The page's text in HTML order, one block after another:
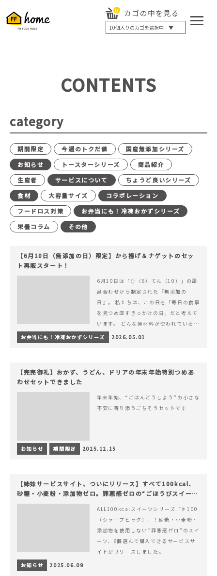
0 カゴの中を見る
10個入りのカゴを選択中 ▼
5個入り
20個入り
最大12%OFF
CONTENTS
category
期間限定 今週のトクだ値
国産無添加シリーズ
お知らせ
トースターシリーズ
商品紹介
生産者
サービスについて
ちょうど良いシリーズ
食材
大容量サイズ
コラボレーション
フードロス対策
お弁当にも！冷凍おかずシリーズ
栄養コラム
その他
【6月10日（無添加の日）限定】から揚げ＆ナゲットのセッ
ト再販スタート！
6月10日は「む（6）てん（10）」の語
呂合わせから制定された『無添加の
日』。 私たちは、この日を「毎日の食事
を見つめ直すきっかけの日」だと考えて
います。 どんな原材料が使われているの
か。 どのようにつくられているのか。&
hellip; 続きを読む 【6月10日（無添加
お弁当にも！冷凍おかずシリーズ 2026.05.01
【完売御礼】おかず、うどん、ドリアの年末年始特別つめあ
わせセットできました
年末年始、“ごはんどうしよう”の小さな
不安に寄り添うごちそうセットです
お知らせ 期間限定 2025.12.15
【姉妹サービスサイト、ついにリリース】すべて100kcal、
砂糖・小麦粉・添加物ゼロ。罪悪感ゼロの“ごほうびスイー
ツ”『#100（シャープ100）』
ALL100kcalスイーツシリーズ「♯100
（シャープヒャク）」！砂糖・小麦粉・
添加物を使用しない“罪悪感ゼロ”のスイ
ーツ、6個選んで購入できるサービスサ
イトがリリースしました。
お知らせ
2025.06.09